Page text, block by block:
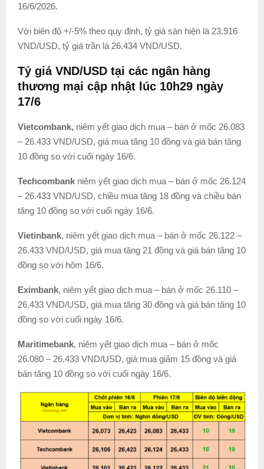
16/6/2026.
Với biên độ +/-5% theo quy định, tỷ giá sàn hiện là 23.916
VND/USD, tỷ giá trần là 26.434 VND/USD.
Tỷ giá VND/USD tại các ngân hàng
thương mại cập nhật lúc 10h29 ngày
17/6
Vietcombank, niêm yết giao dịch mua – bán ở mốc 26.083
– 26.433 VND/USD, giá mua tăng 10 đồng và giá bán tăng
10 đồng so với cuối ngày 16/6.
Techcombank niêm yết giao dịch mua – bán ở mốc 26.124
– 26.433 VND/USD, chiều mua tăng 18 đồng và chiều bán
tăng 10 đồng so với cuối ngày 16/6.
Vietinbank, niêm yết giao dịch mua – bán ở mốc 26.122 –
26.433 VND/USD, giá mua tăng 21 đồng và giá bán tăng 10
đồng so với hôm 16/6.
Eximbank, niêm yết giao dịch mua – bán ở mốc 26.110 –
26.433 VND/USD, giá mua tăng 30 đồng và giá bán tăng 10
đồng so với cuối ngày 16/6.
Maritimebank, niêm yết giao dịch mua – bán ở mốc
26.080 – 26.433 VND/USD, giá mua giảm 15 đồng và giá
bán tăng 10 đồng so với cuối ngày 16/6.